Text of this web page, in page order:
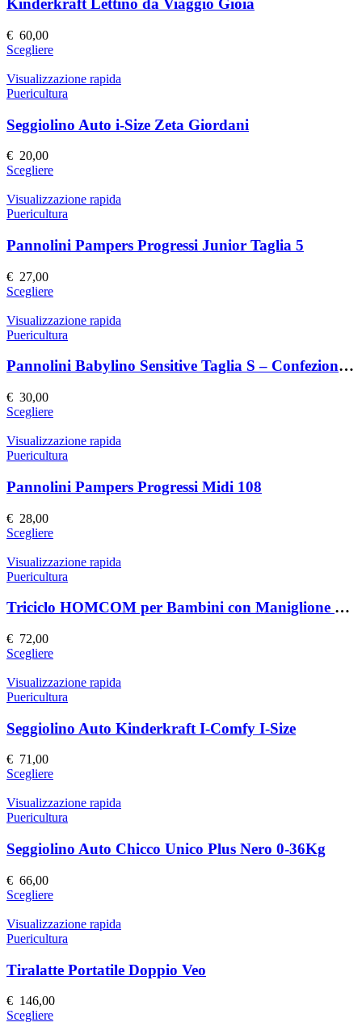
opzioni
scelte
nella
pagina
del
prodotto
Kinderkraft Lettino da Viaggio Gioia
€ 60,00
ScegliereQuesto
ha
più
Le
opzioni
scelte
nella
pagina
del
prodotto
Visualizzazione rapida
Puericultura
Seggiolino Auto i-Size Zeta Giordani
€ 20,00
ScegliereQuesto
ha
più
Le
opzioni
scelte
nella
pagina
del
prodotto
Visualizzazione rapida
Puericultura
Pannolini Pampers Progressi Junior Taglia 5
€ 27,00
ScegliereQuesto
ha
più
Le
scelte
nella
pagina
del
prodotto
Visualizzazione rapida
Puericultura
Pannolini Babylino Sensitive Taglia S – Confezione da 30
€ 30,00
ScegliereQuesto
ha
più
Le
opzioni
scelte
nella
pagina
del
prodotto
Visualizzazione rapida
Puericultura
Pannolini Pampers Progressi Midi 108
€ 28,00
ScegliereQuesto
ha
più
Le
scelte
nella
pagina
del
prodotto
Visualizzazione rapida
Puericultura
Triciclo HOMCOM per Bambini con Maniglione 6 in 1
€ 72,00
ScegliereQuesto
ha
più
Le
opzioni
scelte
nella
pagina
del
prodotto
Visualizzazione rapida
Puericultura
Seggiolino Auto Kinderkraft I-Comfy I-Size
€ 71,00
ScegliereQuesto
ha
più
Le
opzioni
scelte
nella
pagina
del
prodotto
Visualizzazione rapida
Puericultura
Seggiolino Auto Chicco Unico Plus Nero 0-36Kg
€ 66,00
ScegliereQuesto
ha
più
Le
opzioni
possono
scelte
Visualizzazione rapida
Puericultura
Tiralatte Portatile Doppio Veo
€ 146,00
ScegliereQuesto